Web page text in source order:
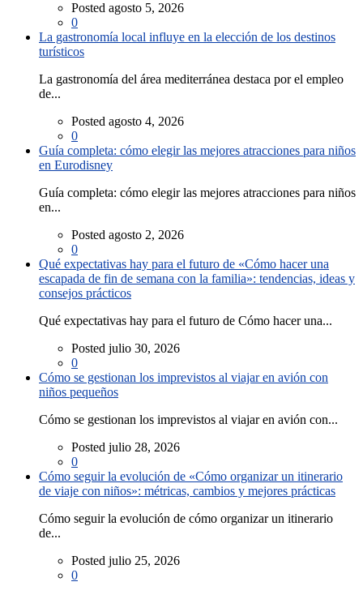
Posted agosto 5, 2026
0
La gastronomía local influye en la elección de los destinos
turísticos
La gastronomía del área mediterránea destaca por el empleo
de...
Posted agosto 4, 2026
0
Guía completa: cómo elegir las mejores atracciones para niños
en Eurodisney
Guía completa: cómo elegir las mejores atracciones para niños
en...
Posted agosto 2, 2026
0
Qué expectativas hay para el futuro de «Cómo hacer una
escapada de fin de semana con la familia»: tendencias, ideas y
consejos prácticos
Qué expectativas hay para el futuro de Cómo hacer una...
Posted julio 30, 2026
0
Cómo se gestionan los imprevistos al viajar en avión con
niños pequeños
Cómo se gestionan los imprevistos al viajar en avión con...
Posted julio 28, 2026
0
Cómo seguir la evolución de «Cómo organizar un itinerario
de viaje con niños»: métricas, cambios y mejores prácticas
Cómo seguir la evolución de cómo organizar un itinerario
de...
Posted julio 25, 2026
0